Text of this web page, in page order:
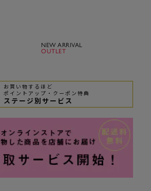
NEW ARRIVAL
OUTLET
お買い物するほど
ポイントアップ・クーポン特典
ステージ別サービス